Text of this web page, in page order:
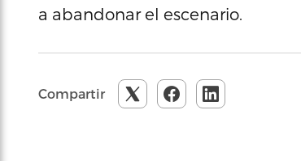
a abandonar el escenario.
Compartir